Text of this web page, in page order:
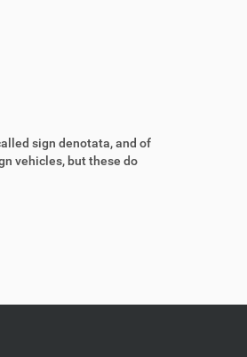
sign denotata, and of
vehicles, but these do